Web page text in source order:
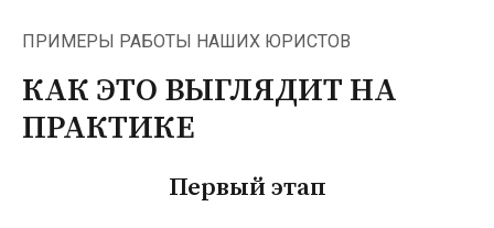
ПРИМЕРЫ РАБОТЫ НАШИХ ЮРИСТОВ
КАК ЭТО ВЫГЛЯДИТ НА
ПРАКТИКЕ
Первый этап